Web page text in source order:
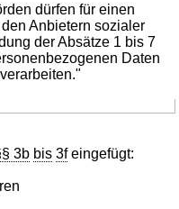
dürfen für einen
Anbietern sozialer
der Absätze 1 bis 7
Daten
3b bis 3feingefügt: